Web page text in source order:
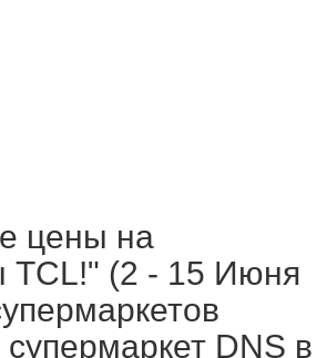
цены на
TCL!" (2 - 15 Июня
DNS в